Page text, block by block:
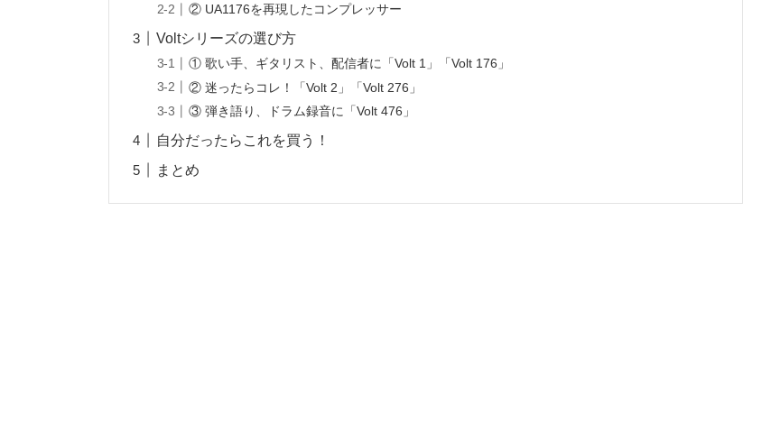
② UA1176を再現したコンプレッサー
Voltシリーズの選び方
① 歌い手、ギタリスト、配信者に「Volt 1」「Volt 176」
② 迷ったらコレ！「Volt 2」「Volt 276」
③ 弾き語り、ドラム録音に「Volt 476」
自分だったらこれを買う！
まとめ